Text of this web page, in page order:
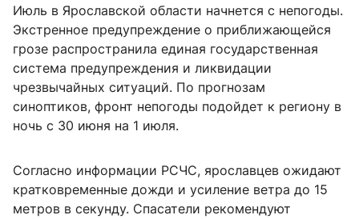
Июль в Ярославской области начнется с непогоды.
Экстренное предупреждение о приближающейся
грозе распространила единая государственная
система предупреждения и ликвидации
чрезвычайных ситуаций. По прогнозам
синоптиков, фронт непогоды подойдет к региону в
ночь с 30 июня на 1 июля.
Согласно информации РСЧС, ярославцев ожидают
кратковременные дожди и усиление ветра до 15
метров в секунду. Спасатели рекомендуют